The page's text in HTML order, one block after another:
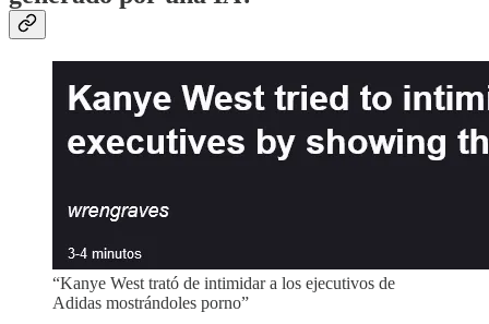
“Kanye West trató de intimidar a los ejecutivos de
Adidas mostrándoles porno”